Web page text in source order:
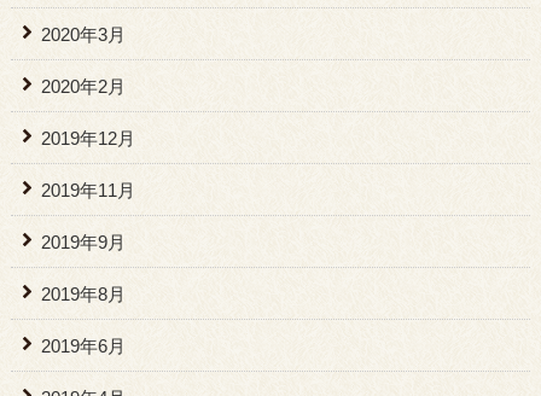
2020年3月
2020年2月
2019年12月
2019年11月
2019年9月
2019年8月
2019年6月